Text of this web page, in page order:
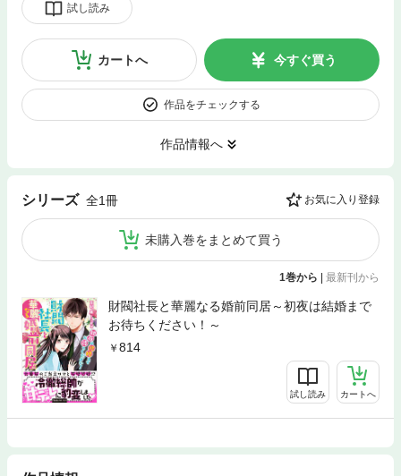
試し読み
カートへ 今すぐ買う
作品をチェックする
作品情報へ
シリーズ 全1冊 お気に入り登録
未購入巻をまとめて買う
1巻から | 最新刊から
財閥社長と華麗なる婚前同居～初夜は結婚まで
お待ちください！～
814
試し読み カートへ